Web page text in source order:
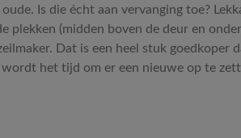
oude. Is die écht aan vervanging toe?
plekken (midden boven de deur en
Dat is een heel stuk goedkoper
wordt het tijd om er een nieuwe op te